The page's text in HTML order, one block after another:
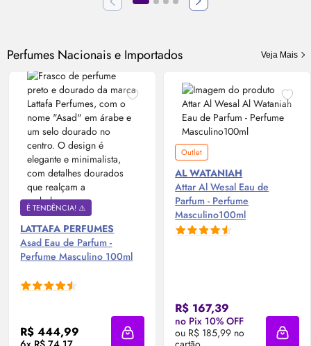
Perfumes Nacionais e Importados Veja Mais
É TENDÊNCIA! ⚠️
LATTAFA PERFUMES
Asad Eau de Parfum -
Perfume Masculino 100ml
R$ 444,99 Adicionar à sacola
Outlet
AL WATANIAH
Attar Al Wesal Eau de
Parfum - Perfume
Masculino100ml
R$ 167,39
no Pix 10% OFF
ou R$ 185,99 no